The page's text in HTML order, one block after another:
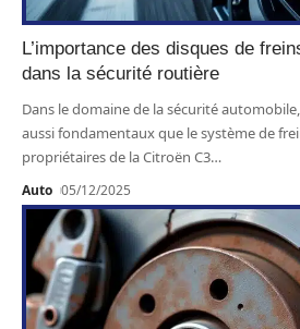
L’importance des disques de
dans la sécurité routière
Dans le domaine de la sécurité
aussi fondamentaux que le système de
propriétaires de la Citroën C3…
Auto 05/12/2025